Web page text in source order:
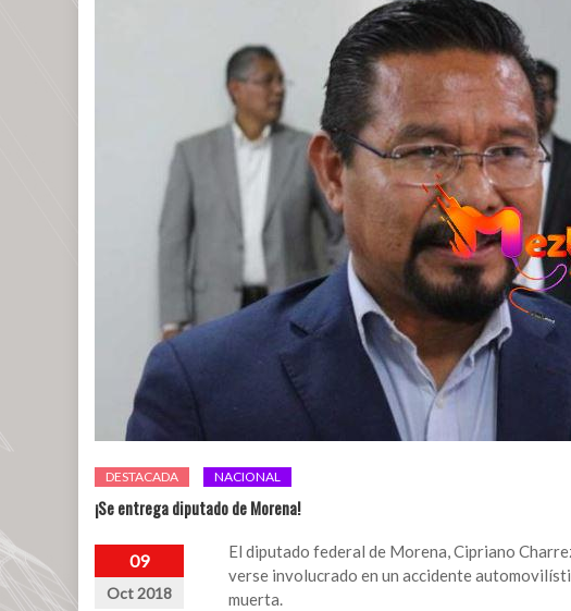
DESTACADA NACIONAL
¡Se entrega diputado de Morena!
09
Oct 2018
El diputado federal de Morena, Cipriano
verse involucrado en un accidente
muerta.